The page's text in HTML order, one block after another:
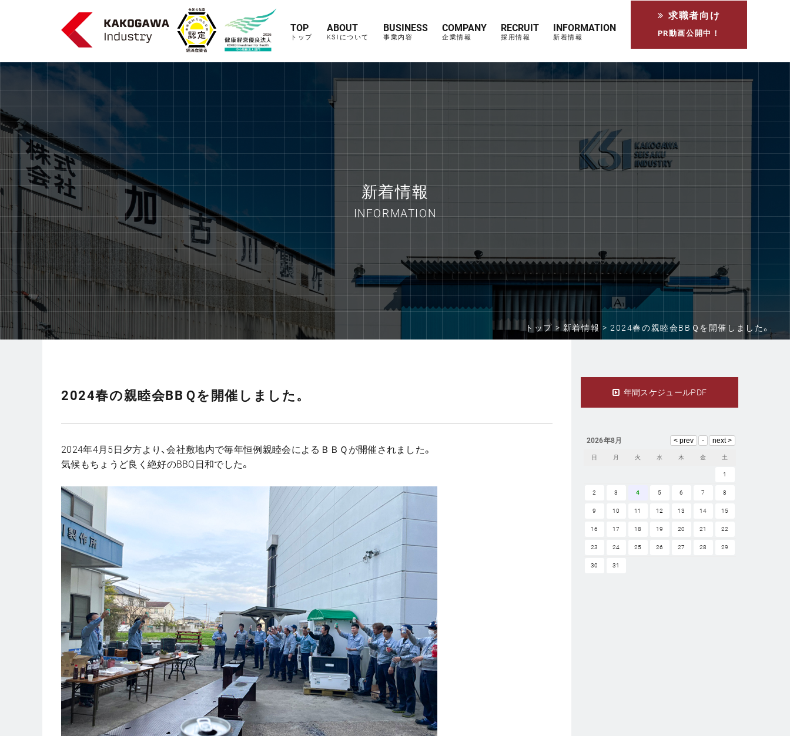
トップ
TOP
KSIについて
ABOUT
事業内容
BUSINESS
企業情報
COMPANY
採用情報
RECRUIT
新着情報
INFORMATION
求職者向け
PR動画公開中！
新着情報
INFORMATION
トップ > 新着情報 > 2024春の親睦会BBＱを開催しました。
2024春の親睦会BBＱを開催しました。
2024年4月5日夕方より、会社敷地内で毎年恒例親睦会によるＢＢＱが開催されました。
気候もちょうど良く絶好のBBQ日和でした。
年間スケジュールPDF
2026年8月
日 月 火 水 木 金 土
1
2 3 4 5 6 7 8
9 10 11 12 13 14 15
16 17 18 19 20 21 22
23 24 25 26 27 28 29
30 31